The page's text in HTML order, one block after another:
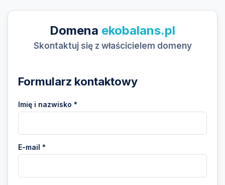
Domena ekobalans.pl
Skontaktuj się z właścicielem domeny
Formularz kontaktowy
Imię i nazwisko *
E-mail *